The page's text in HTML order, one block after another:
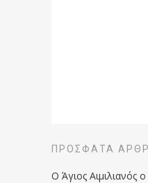
ΠΡΌΣΦΑΤΑ
Ο Άγιος Αιμιλιανός